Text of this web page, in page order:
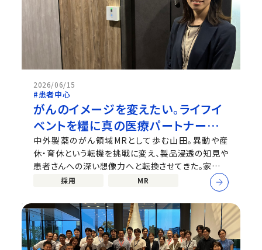
2026/06/15
#患者中心
がんのイメージを変えたい。ライフイ
ベントを糧に真の医療パートナーを
めざすMRの軌跡
中外製薬のがん領域MRとして歩む山田。異動や産
休・育休という転機を挑戦に変え、製品浸透の知見や
患者さんへの深い想像力へと転換させてきた。家族や
チームの温かいサポートと前向きなマインドセットで
フルタイム復帰を果たし、新天地で活躍を続ける山田
が、MRとしてのキャリアやそれを後押しする会社の魅
力を語る。 ※中外製薬公式talentbo...
採用 MR